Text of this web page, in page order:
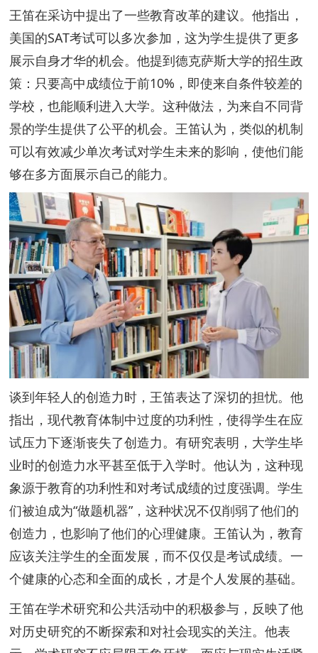
王笛在采访中提出了一些教育改革的建议。他指出，
美国的SAT考试可以多次参加，这为学生提供了更多
展示自身才华的机会。他提到德克萨斯大学的招生政
策：只要高中成绩位于前10%，即使来自条件较差的
学校，也能顺利进入大学。这种做法，为来自不同背
景的学生提供了公平的机会。王笛认为，类似的机制
可以有效减少单次考试对学生未来的影响，使他们能
够在多方面展示自己的能力。
谈到年轻人的创造力时，王笛表达了深切的担忧。他
指出，现代教育体制中过度的功利性，使得学生在应
试压力下逐渐丧失了创造力。有研究表明，大学生毕
业时的创造力水平甚至低于入学时。他认为，这种现
象源于教育的功利性和对考试成绩的过度强调。学生
们被迫成为“做题机器”，这种状况不仅削弱了他们的
创造力，也影响了他们的心理健康。王笛认为，教育
应该关注学生的全面发展，而不仅仅是考试成绩。一
个健康的心态和全面的成长，才是个人发展的基础。
王笛在学术研究和公共活动中的积极参与，反映了他
对历史研究的不断探索和对社会现实的关注。他表